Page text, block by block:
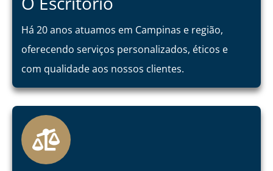
inovador
para os
desafios
Há 20 anos atuamos em Campinas e região,
oferecendo serviços personalizados, éticos e
com qualidade aos nossos clientes.